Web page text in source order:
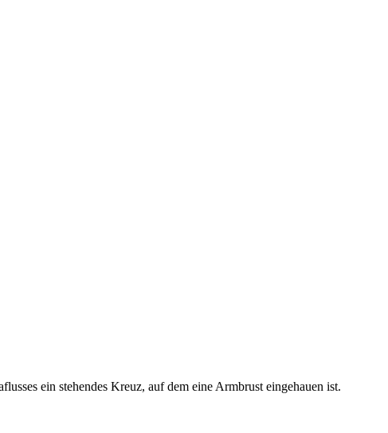
ein stehendes Kreuz, auf dem eine Armbrust eingehauen ist.